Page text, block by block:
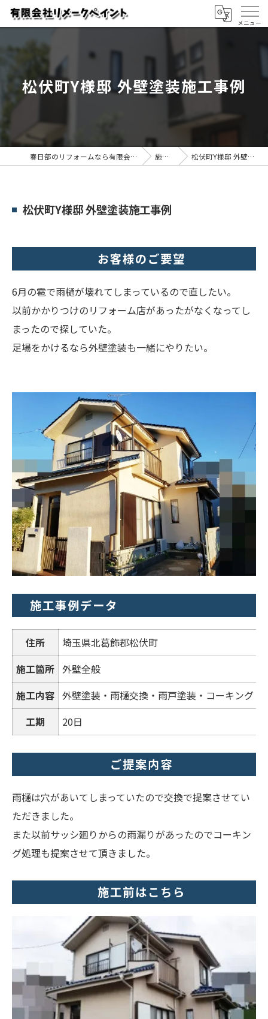
松伏町Y様邸 外壁塗装施工事例
春日部のリフォームなら有限会社リメークペイント 施工事例 松伏町Y様邸 外壁塗装施工事例
松伏町Y様邸 外壁塗装施工事例
お客様のご要望
6月の雹で雨樋が壊れてしまっているので直したい。
以前かかりつけのリフォーム店があったがなくなってし
まったので探していた。
足場をかけるなら外壁塗装も一緒にやりたい。
施工事例データ
住所
埼玉県北葛飾郡松伏町
施工箇所 外壁全般
施工内容 外壁塗装・雨樋交換・雨戸塗装・コーキング
工期
20日
ご提案内容
雨樋は穴があいてしまっていたので交換で提案させてい
ただきました。
また以前サッシ廻りからの雨漏りがあったのでコーキン
グ処理も提案させて頂きました。
施工前はこちら